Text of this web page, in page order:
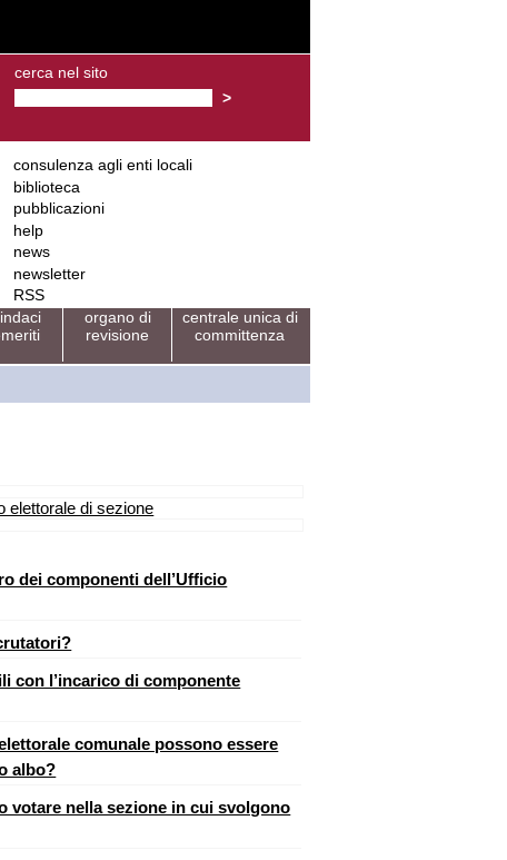
cerca nel sito
consulenza agli enti locali
biblioteca
pubblicazioni
help
news
newsletter
RSS
organo di
revisione
centrale unica di
committenza
elettorale di sezione
dei componenti dell’Ufficio
con l’incarico di componente
comunale possono essere
albo?
votare nella sezione in cui svolgono